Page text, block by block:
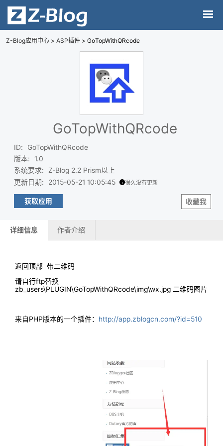
Z-Blog应用中心 > ASP插件 > GoTopWithQRcode
GoTopWithQRcode
ID:
GoTopWithQRcode
版本:
1.0
系统要求:
Z-Blog 2.2 Prism以上
更新日期: 2015-05-21 10:05:45 很久没有更新
收藏我
获取应用
详细信息 作者介绍
返回顶部 带二维码
请自行ftp替换
zb_users\PLUGIN\GoTopWithQRcode\img\wx.jpg 二维码图片
来自PHP版本的一个插件： http://app.zblogcn.com/?id=510